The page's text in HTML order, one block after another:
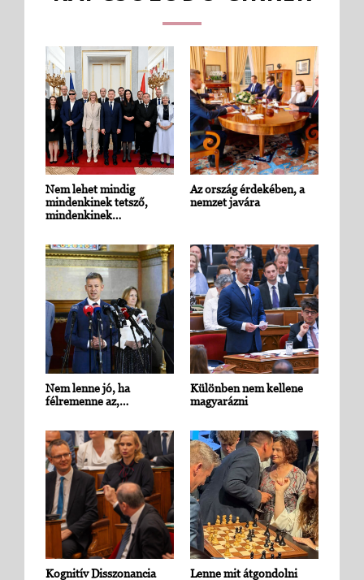
Nem lehet mindig
mindenkinek tetsző,
mindenkinek…
Az ország érdekében, a
nemzet javára
Nem lenne jó, ha
félremenne az,…
Különben nem kellene
magyarázni
Kognitív Disszonancia
Lenne mit átgondolni